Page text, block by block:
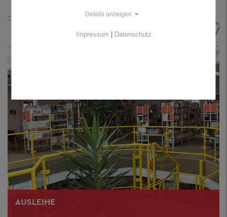
AUSLEIHE
Details anzeigen
Impressum | Datenschutz